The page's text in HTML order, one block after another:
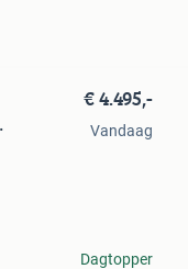
€ 4.495,-
Vandaag
Dagtopper